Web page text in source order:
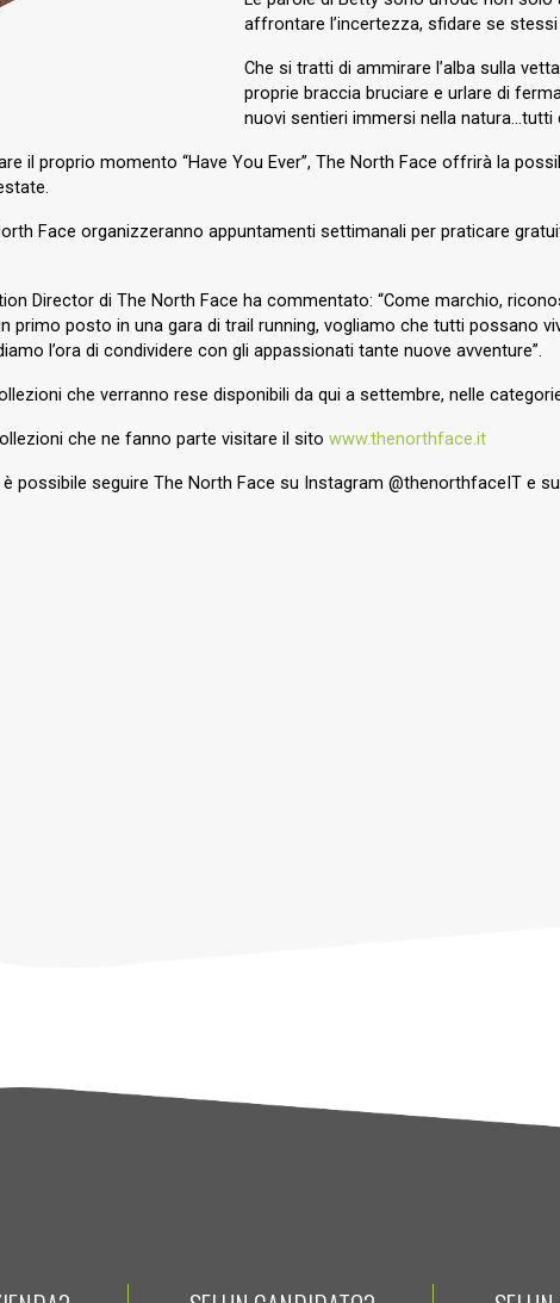
affrontare l’incertezza, sfidare se
Che si tratti di ammirare l’alba sulla
proprie braccia bruciare e urlare di
nuovi sentieri immersi nella
il proprio momento “Have You Ever”, The North Face offrirà la
Face organizzeranno appuntamenti settimanali per praticare
Director di The North Face ha commentato: “Come marchio,
primo posto in una gara di trail running, vogliamo che tutti possano
l’ora di condividere con gli appassionati tante nuove avventure”.
che verranno rese disponibili da qui a settembre, nelle
che ne fanno parte visitare il sito www.thenorthface.it
possibile seguire The North Face su Instagram @thenorthfaceIT e